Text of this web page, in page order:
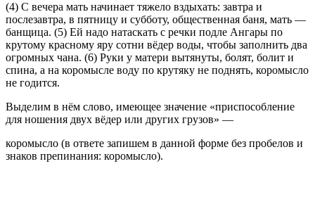
(4) С вечера мать начинает тяжело вздыхать: завтра и
послезавтра, в пятницу и субботу, общественная баня, мать —
банщица. (5) Ей надо натаскать с речки подле Ангары по
крутому красному яру сотни вёдер воды, чтобы заполнить два
огромных чана. (6) Руки у матери вытянуты, болят, болит и
спина, а на коромысле воду по крутяку не поднять, коромысло
не годится.
Выделим в нём слово, имеющее значение «приспособление
для ношения двух вёдер или других грузов» —
коромысло (в ответе запишем в данной форме без пробелов и
знаков препинания: коромысло).